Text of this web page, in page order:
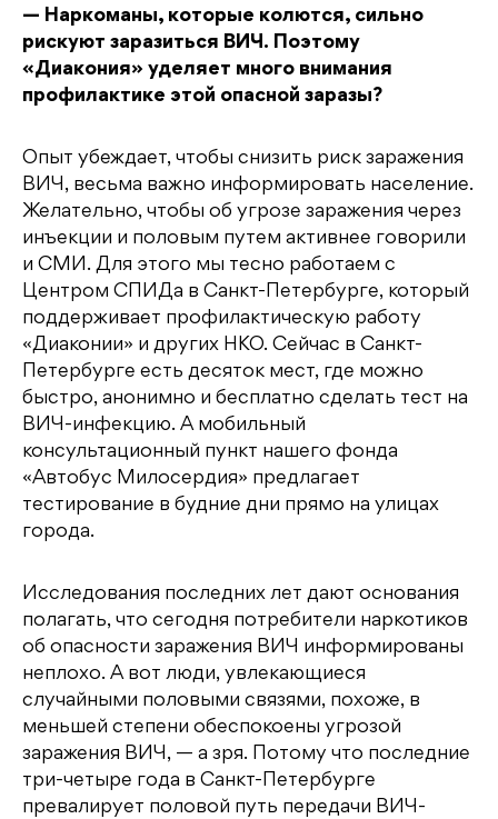
— Наркоманы, которые колются, сильно
рискуют заразиться ВИЧ. Поэтому
«Диакония» уделяет много внимания
профилактике этой опасной заразы?
Опыт убеждает, чтобы снизить риск заражения
ВИЧ, весьма важно информировать население.
Желательно, чтобы об угрозе заражения через
инъекции и половым путем активнее говорили
и СМИ. Для этого мы тесно работаем с
Центром СПИДа в Санкт-Петербурге, который
поддерживает профилактическую работу
«Диаконии» и других НКО. Сейчас в Санкт-
Петербурге есть десяток мест, где можно
быстро, анонимно и бесплатно сделать тест на
ВИЧ-инфекцию. А мобильный
консультационный пункт нашего фонда
«Автобус Милосердия» предлагает
тестирование в будние дни прямо на улицах
города.
Исследования последних лет дают основания
полагать, что сегодня потребители наркотиков
об опасности заражения ВИЧ информированы
неплохо. А вот люди, увлекающиеся
случайными половыми связями, похоже, в
меньшей степени обеспокоены угрозой
заражения ВИЧ, — а зря. Потому что последние
три-четыре года в Санкт-Петербурге
превалирует половой путь передачи ВИЧ-